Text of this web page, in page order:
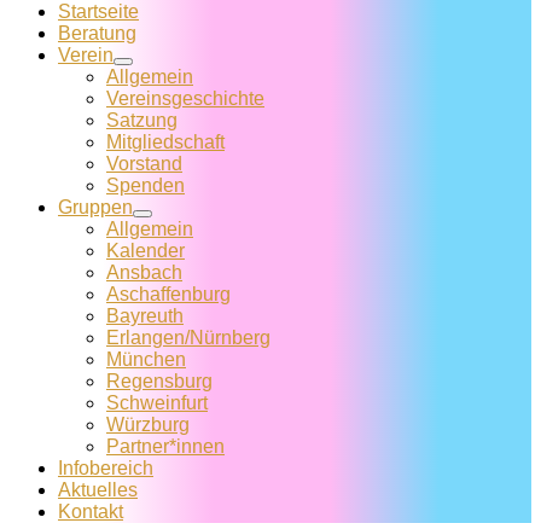
Startseite
Beratung
Verein
Allgemein
Vereins­geschichte
Satzung
Mitglied­schaft
Vorstand
Spenden
Gruppen
Allgemein
Kalender
Ansbach
Aschaffenburg
Bayreuth
Erlangen/Nürnberg
München
Regensburg
Schweinfurt
Würzburg
Partner*innen
Infobereich
Aktuelles
Kontakt